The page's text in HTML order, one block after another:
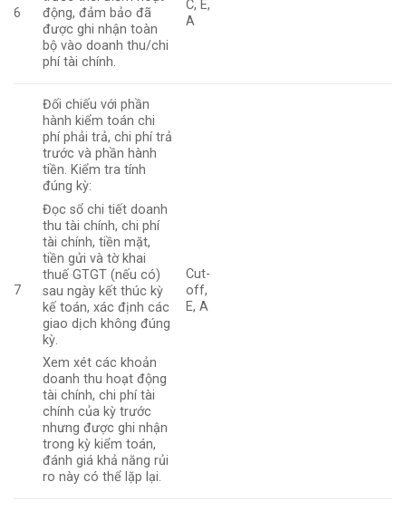
6
động, đảm bảo đã
được ghi nhận toàn
bộ vào doanh thu/chi
phí tài chính.
C, E,
A
7
Đối chiếu với phần
hành kiểm toán chi
phí phải trả, chi phí trả
trước và phần hành
tiền. Kiểm tra tính
đúng kỳ:
Đọc sổ chi tiết doanh
thu tài chính, chi phí
tài chính, tiền mặt,
tiền gửi và tờ khai
thuế GTGT (nếu có)
sau ngày kết thúc kỳ
kế toán, xác định các
giao dịch không đúng
kỳ.
Xem xét các khoản
doanh thu hoạt động
tài chính, chi phí tài
chính của kỳ trước
nhưng được ghi nhận
trong kỳ kiểm toán,
đánh giá khả năng rủi
ro này có thể lặp lại.
Cut-
off,
E, A